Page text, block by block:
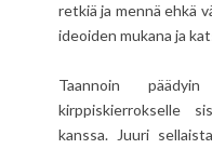
retkiä ja mennä ehkä
ideoiden mukana ja
Taannoin
kirppiskierrokselle
kanssa. Juuri